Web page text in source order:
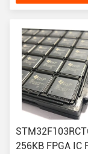
256KB FPGA IC